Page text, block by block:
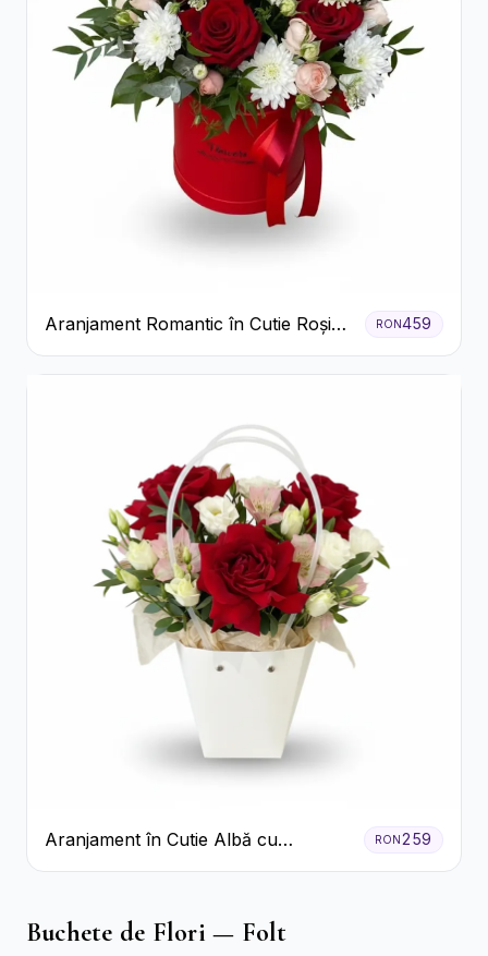
Aranjament Romantic în Cutie Roșie
cu Trandafiri și Crizanteme
RON459
Aranjament în Cutie Albă cu
Trandafiri Roșii și Lisianthus
RON259
Buchete de Flori — Folt